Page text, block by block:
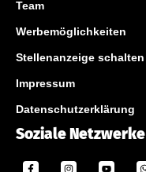
Team
Werbemöglichkeiten
Stellenanzeige schalten
Impressum
Datenschutzerklärung
Soziale Netzwerke